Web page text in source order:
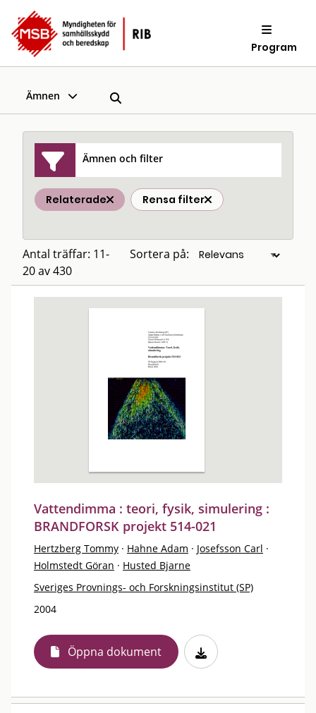
Program
Ämnen
Ämnen och filter
Relaterade Rensa filter
Antal träffar: 11-
20 av 430
Sortera på:
Vattendimma : teori, fysik, simulering :
BRANDFORSK projekt 514-021
Hertzberg Tommy · Hahne Adam · Josefsson Carl ·
Holmstedt Göran · Husted Bjarne
Sveriges Provnings- och Forskningsinstitut (SP)
2004
Öppna dokument